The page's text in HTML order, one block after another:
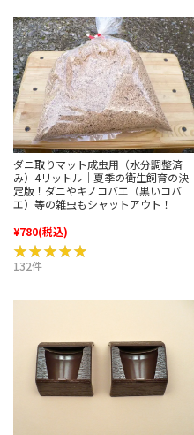
ダニ取りマット成虫用（水分調整済
み）4リットル｜夏季の衛生飼育の決
定版！ダニやキノコバエ（黒いコバ
エ）等の雑虫もシャットアウト！
¥780(税込)
★★★★★
★★★★★
132件